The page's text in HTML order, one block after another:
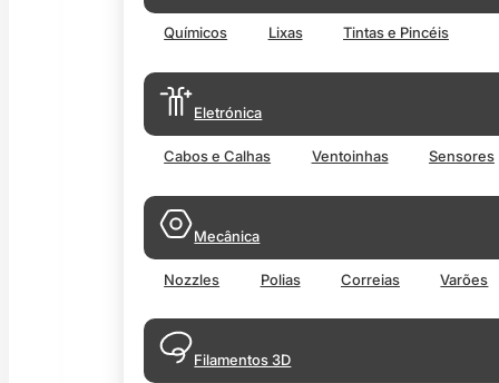
Químicos Lixas Tintas e Pincéis
Eletrónica
Cabos e Calhas Ventoinhas Sensores
Mecânica
Nozzles Polias Correias Varões
Filamentos 3D